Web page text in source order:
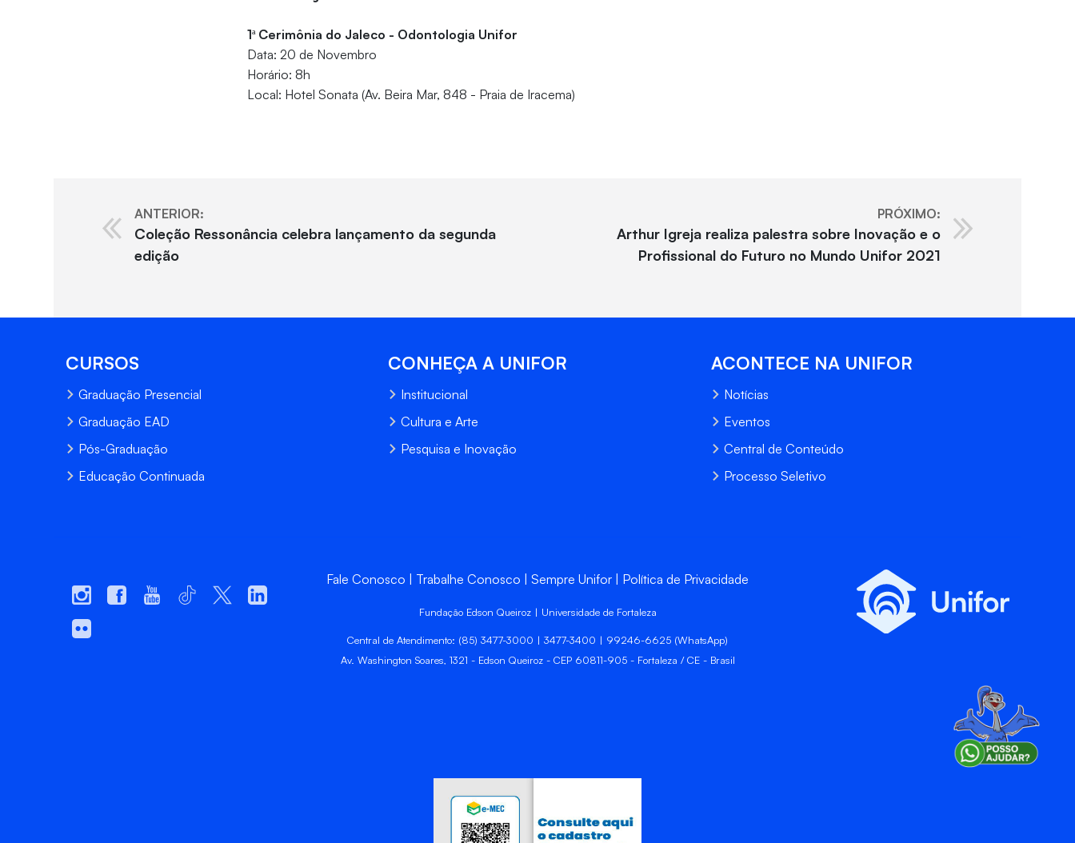
1ª Cerimônia do Jaleco - Odontologia Unifor
Data: 20 de Novembro
Horário: 8h
Local: Hotel Sonata (Av. Beira Mar, 848 - Praia de Iracema)
ANTERIOR:
Coleção Ressonância celebra lançamento da segunda
edição
PRÓXIMO:
Arthur Igreja realiza palestra sobre Inovação e o
Profissional do Futuro no Mundo Unifor 2021
CURSOS
Graduação Presencial
Graduação EAD
Pós-Graduação
Educação Continuada
CONHEÇA A UNIFOR
Institucional
Cultura e Arte
Pesquisa e Inovação
ACONTECE NA UNIFOR
Notícias
Eventos
Central de Conteúdo
Processo Seletivo
Fale Conosco Trabalhe Conosco Sempre Unifor Política de Privacidade
Fundação Edson Queiroz | Universidade de Fortaleza
Central de Atendimento: (85) 3477-3000 | 3477-3400 | 99246-6625 (WhatsApp)
Av. Washington Soares, 1321 - Edson Queiroz - CEP 60811-905 - Fortaleza / CE - Brasil